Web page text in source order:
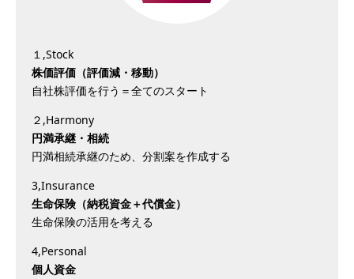
１,Stock
株価評価（評価減・移動）
自社株評価を行う＝全てのスタート
２,Harmony
円満承継・相続
円満相続承継のため、分割案を作成する
3,Insurance
生命保険（納税資金＋代償金）
生命保険の活用を考える
4,Personal
個人資金